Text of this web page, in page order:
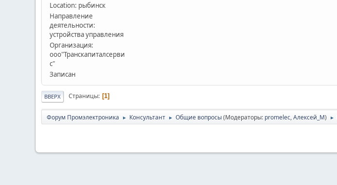
Location: рыбинск
Направление
деятельности:
устройства управления
Организация:
ооо"Транскапиталсерви
с"
Записан
ВВЕРХ Страницы 1
Форум Промэлектроника ► Консультант ► Общие вопросы(Модераторы: promelec,Алексей_М) ►